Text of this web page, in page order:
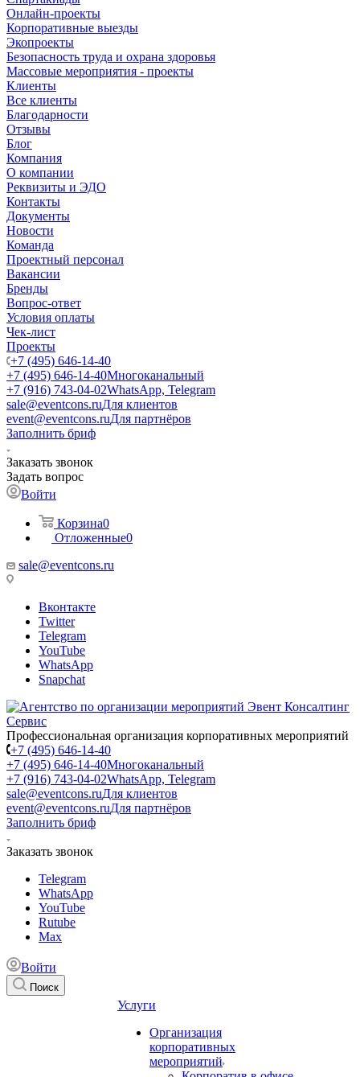
Онлайн-проекты
Корпоративные выезды
Экопроекты
Безопасность труда и охрана здоровья
Массовые мероприятия - проекты
Клиенты
Все клиенты
Благодарности
Отзывы
Блог
Компания
О компании
Реквизиты и ЭДО
Контакты
Документы
Новости
Команда
Проектный персонал
Вакансии
Бренды
Вопрос-ответ
Условия оплаты
Чек-лист
Проекты
+7 (495) 646-14-40
+7 (495) 646-14-40Многоканальный
+7 (916) 743-04-02WhatsApp, Telegram
sale@eventcons.ruДля клиентов
event@eventcons.ruДля партнёров
Заполнить бриф
Заказать звонок
Задать вопрос
Войти
Корзина0
Отложенные0
sale@eventcons.ru
Вконтакте
Twitter
Telegram
YouTube
WhatsApp
Snapchat
Профессиональная организация корпоративных мероприятий
+7 (495) 646-14-40
+7 (495) 646-14-40Многоканальный
+7 (916) 743-04-02WhatsApp, Telegram
sale@eventcons.ruДля клиентов
event@eventcons.ruДля партнёров
Заполнить бриф
Заказать звонок
Telegram
WhatsApp
YouTube
Rutube
Max
Войти
Поиск
Услуги
Организация
корпоративных
мероприятий